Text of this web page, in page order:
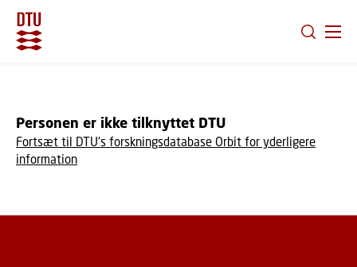
Personen er ikke tilknyttet DTU
Fortsæt til DTU's forskningsdatabase Orbit for yderligere
information